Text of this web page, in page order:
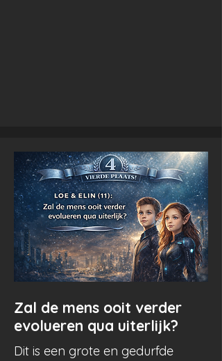
Loe
&
Elin
Zal de mens ooit verder
evolueren qua uiterlijk?
Dit is een grote en gedurfde